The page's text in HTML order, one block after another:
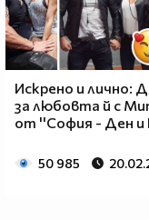
Искрено и лично:
за любовта й с
от ''София - Ден
50 985